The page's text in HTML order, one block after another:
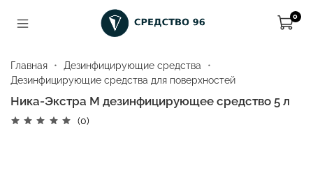
0
Главная
Дезинфицирующие средства
Дезинфицирующие средства для поверхностей
Ника-Экстра М дезинфицирующее средство 5 л
(0)